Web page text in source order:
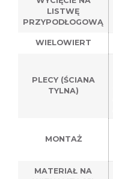
LISTWĘ
PRZYPODŁOGOWĄ
WIELOWIERT
PLECY (ŚCIANA
TYLNA)
MONTAŻ
MATERIAŁ NA